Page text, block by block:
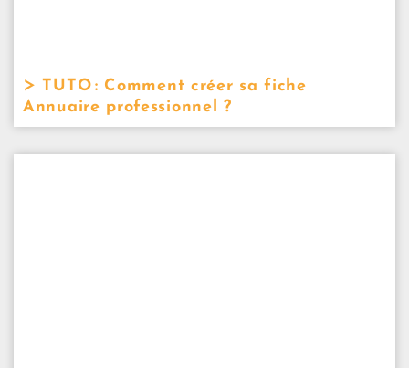
TUTO : Comment créer sa fiche
Annuaire professionnel ?